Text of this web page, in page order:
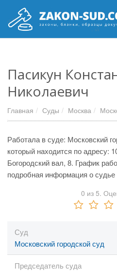
Пасикун
Николаевич
Главная Суды Москва
Работала в суде: Московский
который находится по адресу:
Богородский вал, 8. График
подробная информация о судье
0 из 5.
Суд
Московский городской суд
Председатель суда